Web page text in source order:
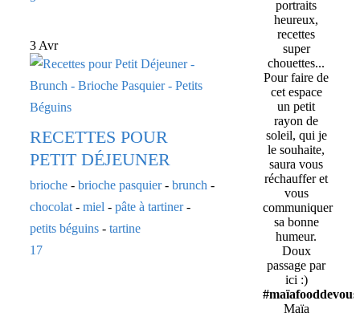
3 Avr
RECETTES POUR
PETIT DÉJEUNER
brioche - brioche pasquier- brunch -
chocolat - miel - pâte à tartiner-
petits béguins - tartine
17
portraits
heureux,
recettes
super
chouettes...
Pour faire de
cet espace
un petit
rayon de
soleil, qui je
le souhaite,
saura vous
réchauffer et
vous
communiquer
sa bonne
humeur.
Doux
passage par
ici :)
#maïafooddevous
Maïa